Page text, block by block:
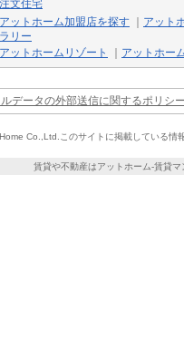
注文住宅
アットホーム加盟店を探す
アット
ラリー
アットホームリゾート アットホー
データの外部送信に関するポリシ
Co.,Ltd. このサイトに掲載している情
賃貸や不動産はアットホーム-賃貸